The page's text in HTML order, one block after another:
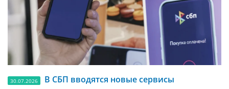
30.07.2026 В СБП вводятся новые сервисы